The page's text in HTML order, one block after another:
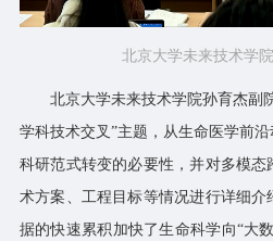
北京大学未来技术学
北京大学未来技术学院孙育杰副
学科技术交叉”主题，从生命医学前
科研范式转变的必要性，并对多模
术方案、工程目标等情况进行详细
据的快速 累积加快了生命科学向“大